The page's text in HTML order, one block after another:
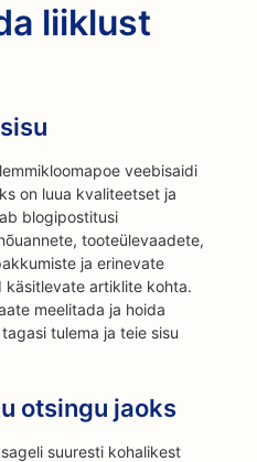
liiklust
veebisaidi
on luua kvaliteetset ja
blogipostitusi
tooteülevaadete,
ja erinevate
käsitlevate artiklite kohta.
meelitada ja hoida
tulema ja teie sisu
otsingu jaoks
suuresti kohalikest